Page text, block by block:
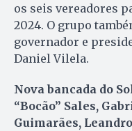
os seis vereadores
2024. O grupo
governador e
Daniel Vilela.
Nova bancada do
“Bocão” Sales,
Guimarães,